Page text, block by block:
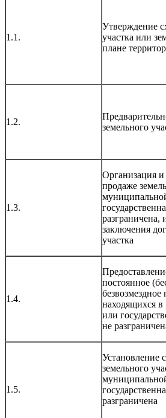
1.1.
Утверждение
участка или
плане
1.2.
земельного
1.3.
Организация
продаже
разграничена,
заключения
участка
1.4.
постоянное
безвозмездное
находящихся
или
не
1.5.
Установление
земельного
разграничена